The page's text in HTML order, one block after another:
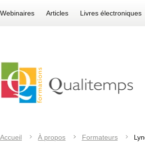
Webinaires Articles Livres électroniques
Accueil À propos Formateurs